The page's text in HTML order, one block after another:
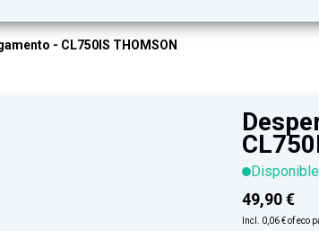
- CL750IS THOMSON
Disponible
49,90 €
Incl. 0,06 €of eco